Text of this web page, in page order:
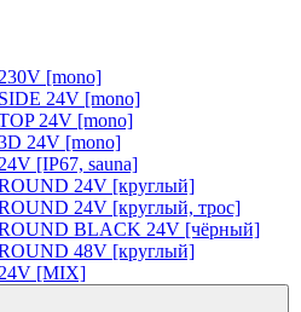
[mono]
24V [mono]
24V [mono]
24V [mono]
[IP67, sauna]
24V [круглый]
24V [круглый, трос]
BLACK 24V [чёрный]
48V [круглый]
[MIX]